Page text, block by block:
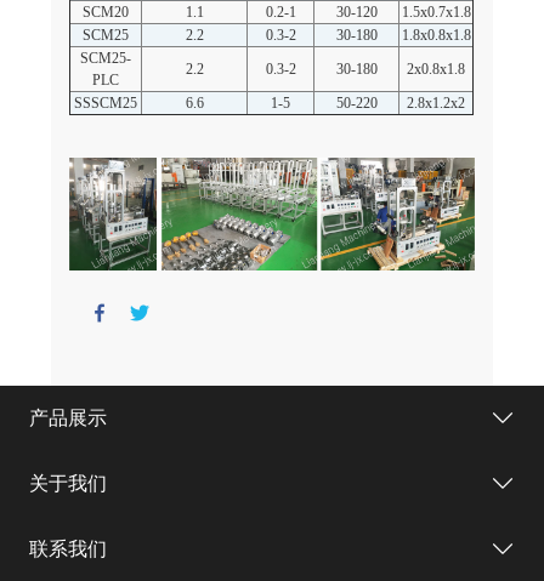
SCM20
1.1 0.2-1 30-120
1.5x0.7x1.8
SCM25
2.2 0.3-2 30-180
1.8x0.8x1.8
SCM25-
PLC
2.2 0.3-2 30-180
2x0.8x1.8
SSSCM25
6.6 1-5 50-220 2.8x1.2x2
产品展示
关于我们
联系我们